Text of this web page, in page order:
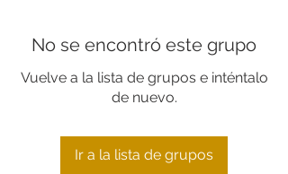
No se encontró este grupo
Vuelve a la lista de grupos e inténtalo
de nuevo.
Ir a la lista de grupos